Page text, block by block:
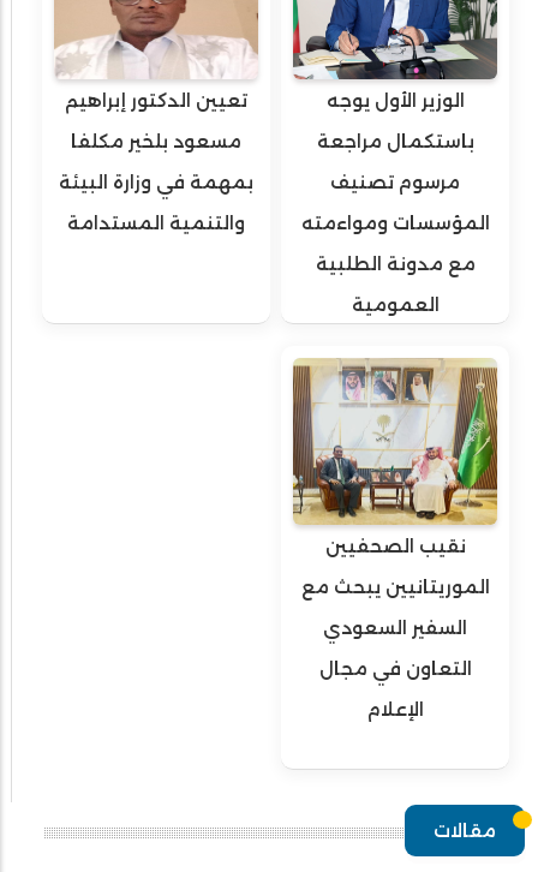
الوزير الأول يوجه
باستكمال مراجعة
مرسوم تصنيف
المؤسسات ومواءمته
مع مدونة الطلبية
العمومية
تعيين الدكتور إبراهيم
مسعود بلخير مكلفا
بمهمة في وزارة البيئة
والتنمية المستدامة
نقيب الصحفيين
الموريتانيين يبحث مع
السفير السعودي
التعاون في مجال
الإعلام
مقالات